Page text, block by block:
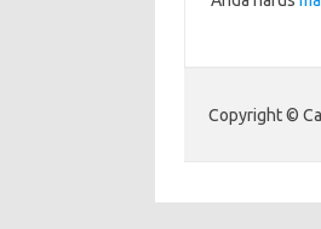
Copyright ©